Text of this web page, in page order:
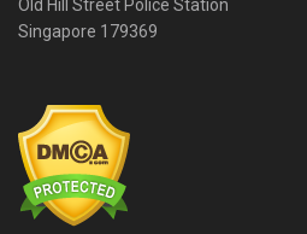
Old Hill Street Police Station
Singapore 179369